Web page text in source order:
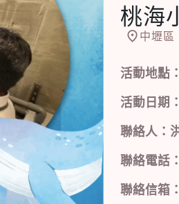
桃海
中壢區
活動地點：
活動日期
聯絡人：
聯絡電話
聯絡信箱